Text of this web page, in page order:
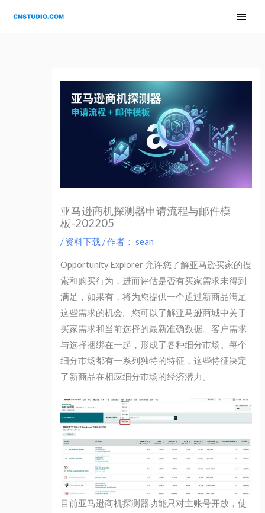
主
菜
亚马逊商机探测器申请流程与邮件模
板-202205
/资料下载 / 作者： sean
Opportunity Explorer 允许您了解亚马逊买家的搜
索和购买行为，进而评估是否有买家需求未得到
满足，如果有，将为您提供一个通过新商品满足
这些需求的机会。您可以了解亚马逊商城中关于
买家需求和当前选择的最新准确数据。客户需求
与选择捆绑在一起，形成了各种细分市场。每个
细分市场都有一系列独特的特征，这些特征决定
了新商品在相应细分市场的经济潜力。
目前亚马逊商机探测器功能只对主账号开放，使